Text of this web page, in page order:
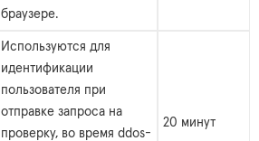
браузере.
Используются для
идентификации
пользователя при
отправке запроса на
проверку, во время ddos-
20 минут